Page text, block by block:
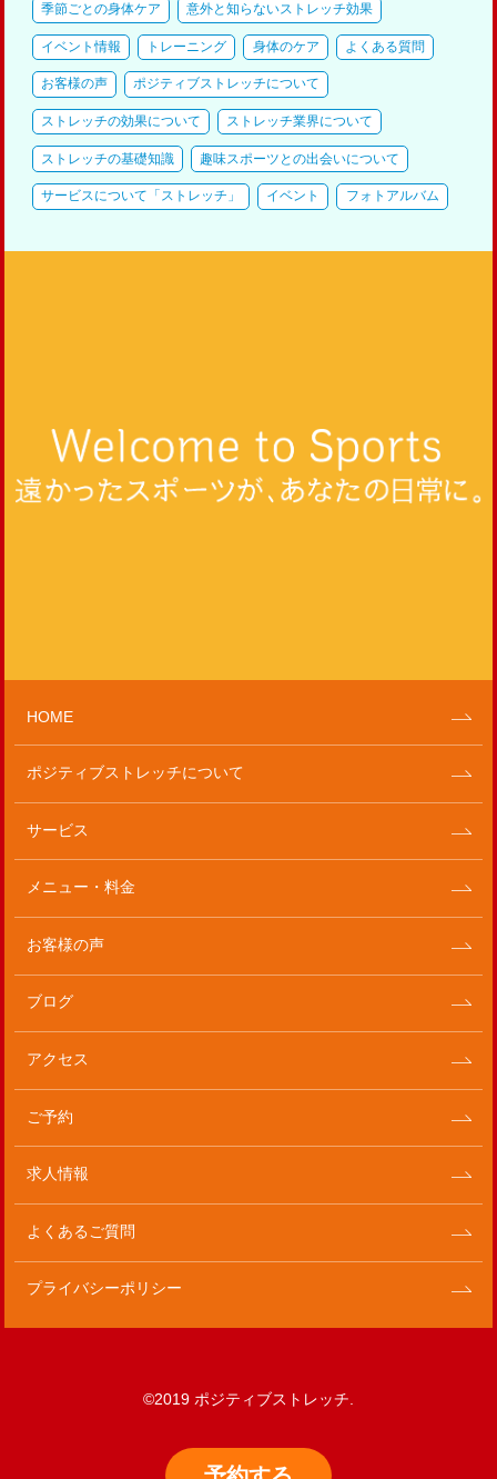
季節ごとの身体ケア 意外と知らないストレッチ効果
イベント情報 トレーニング 身体のケア よくある質問
お客様の声 ポジティブストレッチについて
ストレッチの効果について ストレッチ業界について
ストレッチの基礎知識 趣味スポーツとの出会いについて
サービスについて「ストレッチ」 イベント フォトアルバム
HOME
ポジティブストレッチについて
サービス
メニュー・料金
お客様の声
ブログ
アクセス
ご予約
求人情報
よくあるご質問
プライバシーポリシー
©2019 ポジティブストレッチ.